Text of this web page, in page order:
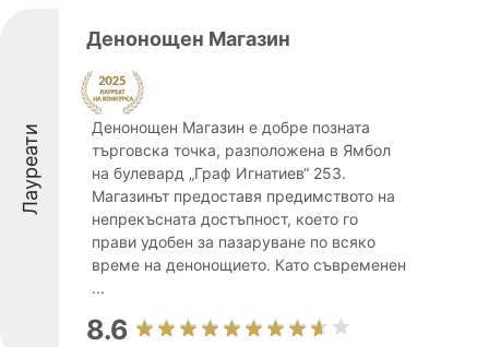
Лауреати
Денонощен Магазин
Денонощен Магазин е добре позната
търговска точка, разположена в Ямбол
на булевард „Граф Игнатиев“ 253.
Магазинът предоставя предимството на
непрекъсната достъпност, което го
прави удобен за пазаруване по всяко
време на денонощието. Като съвременен
...
8.6